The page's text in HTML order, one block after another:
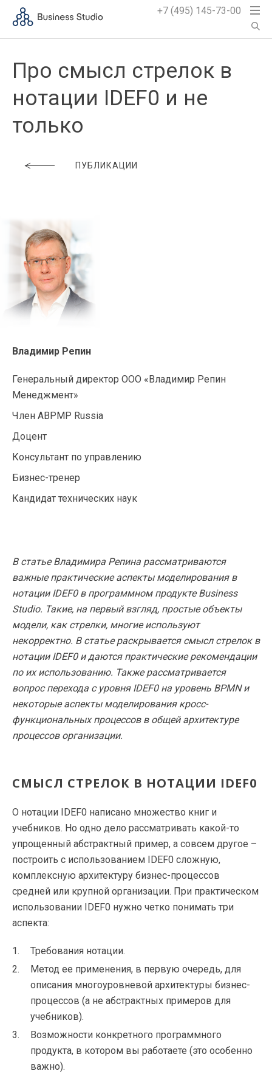
+7 (495) 145-73-00
Про смысл стрелок в
нотации IDEF0 и не
только
ПУБЛИКАЦИИ
Владимир Репин
Генеральный директор ООО «Владимир Репин
Менеджмент»
Член ABPMP Russia
Доцент
Консультант по управлению
Бизнес-тренер
Кандидат технических наук
В статье Владимира Репина рассматриваются
важные практические аспекты моделирования в
нотации IDEF0 в программном продукте Business
Studio. Такие, на первый взгляд, простые объекты
модели, как стрелки, многие используют
некорректно. В статье раскрывается смысл стрелок в
нотации IDEF0 и даются практические рекомендации
по их использованию. Также рассматривается
вопрос перехода с уровня IDEF0 на уровень BPMN и
некоторые аспекты моделирования кросс-
функциональных процессов в общей архитектуре
процессов организации.
СМЫСЛ СТРЕЛОК В НОТАЦИИ IDEF0
О нотации IDEF0 написано множество книг и
учебников. Но одно дело рассматривать какой-то
упрощенный абстрактный пример, а совсем другое –
построить с использованием IDEF0 сложную,
комплексную архитектуру бизнес-процессов
средней или крупной организации. При практическом
использовании IDEF0 нужно четко понимать три
аспекта:
Требования нотации.
Метод ее применения, в первую очередь, для
описания многоуровневой архитектуры бизнес-
процессов (а не абстрактных примеров для
учебников).
Возможности конкретного программного
продукта, в котором вы работаете (это особенно
важно).